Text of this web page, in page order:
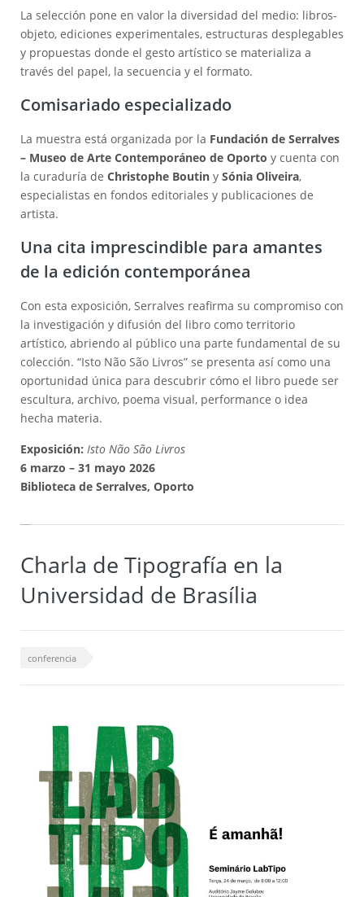
La selección pone en valor la diversidad del medio: libros-
objeto, ediciones experimentales, estructuras desplegables
y propuestas donde el gesto artístico se materializa a
través del papel, la secuencia y el formato.
Comisariado especializado
La muestra está organizada por la Fundación de Serralves
– Museo de Arte Contemporáneo de Oporto y cuenta con
la curaduría de Christophe Boutin y Sónia Oliveira,
especialistas en fondos editoriales y publicaciones de
artista.
Una cita imprescindible para amantes
de la edición contemporánea
Con esta exposición, Serralves reafirma su compromiso con
la investigación y difusión del libro como territorio
artístico, abriendo al público una parte fundamental de su
colección. “Isto Não São Livros” se presenta así como una
oportunidad única para descubrir cómo el libro puede ser
escultura, archivo, poema visual, performance o idea
hecha materia.
Exposición: Isto Não São Livros
6 marzo – 31 mayo 2026
Biblioteca de Serralves, Oporto
Charla de Tipografía en la
Universidad de Brasília
conferencia